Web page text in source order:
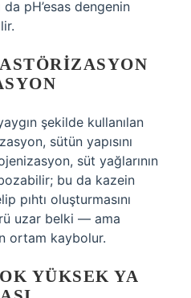
da pH’esas dengenin
şekilde kullanılan
sütün yapısını
süt yağlarının
bu da kazein
pıhtı oluşturmasını
uzar belki — ama
ortam kaybolur.
YÜKSEK YA